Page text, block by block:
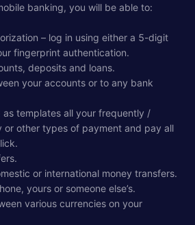
banking, you will be able to:
– log in using either a 5-digit
fingerprint authentication.
deposits and loans.
your accounts or to any bank
as templates all your frequently /
or other types of payment and pay all
or international money transfers.
yours or someone else’s.
various currencies on your